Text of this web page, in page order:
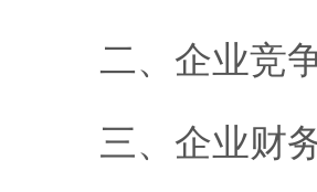
二、企业竞
三、企业财